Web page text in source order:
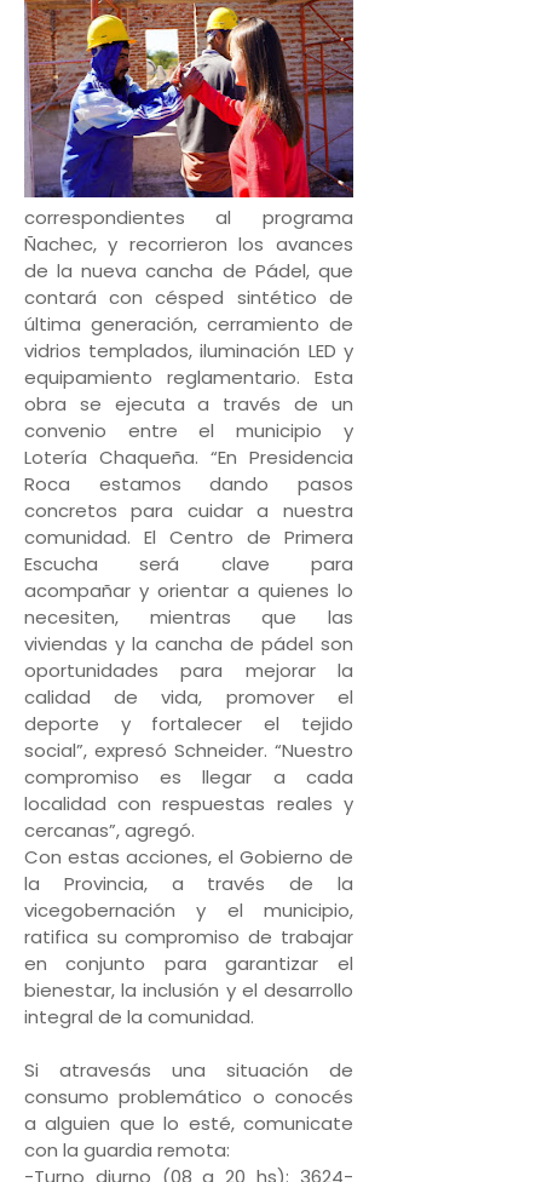
correspondientes al programa
Ñachec, y recorrieron los avances
de la nueva cancha de Pádel, que
contará con césped sintético de
última generación, cerramiento de
vidrios templados, iluminación LED y
equipamiento reglamentario. Esta
obra se ejecuta a través de un
convenio entre el municipio y
Lotería Chaqueña. “En Presidencia
Roca estamos dando pasos
concretos para cuidar a nuestra
comunidad. El Centro de Primera
Escucha será clave para
acompañar y orientar a quienes lo
necesiten, mientras que las
viviendas y la cancha de pádel son
oportunidades para mejorar la
calidad de vida, promover el
deporte y fortalecer el tejido
social”, expresó Schneider. “Nuestro
compromiso es llegar a cada
localidad con respuestas reales y
cercanas”, agregó.
Con estas acciones, el Gobierno de
la Provincia, a través de la
vicegobernación y el municipio,
ratifica su compromiso de trabajar
en conjunto para garantizar el
bienestar, la inclusión y el desarrollo
integral de la comunidad.
Si atravesás una situación de
consumo problemático o conocés
a alguien que lo esté, comunicate
con la guardia remota:
-Turno diurno (08 a 20 hs): 3624-